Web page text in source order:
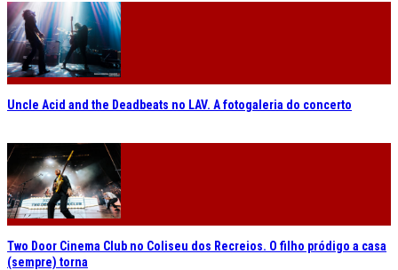
Uncle Acid and the Deadbeats no LAV. A fotogaleria do concerto
Two Door Cinema Club no Coliseu dos Recreios. O filho pródigo a casa
(sempre) torna